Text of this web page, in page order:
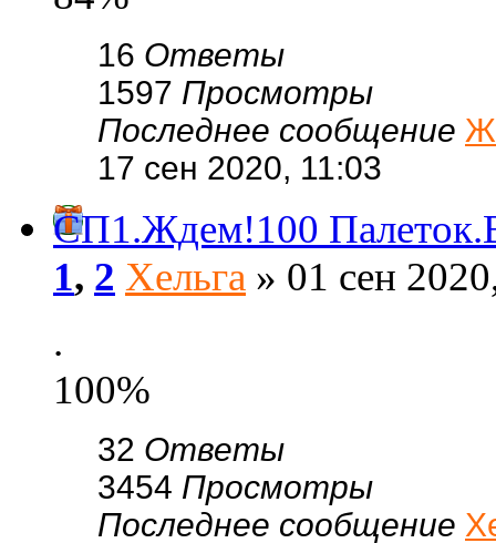
16 Ответы
1597 Просмотры
Последнее сообщение
17 сен 2020, 11:03
СП1.Ждем!100
1, 2 Хельга » 01 сен
.
100%
32 Ответы
3454 Просмотры
Последнее сообщение